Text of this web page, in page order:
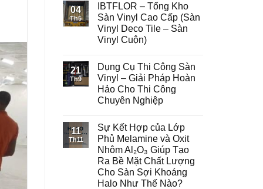
04
Th5
IBTFLOR – Tổng Kho
Sàn Vinyl Cao Cấp (Sàn
Vinyl Deco Tile – Sàn
Vinyl Cuộn)
21
Th9
Dụng Cụ Thi Công Sàn
Vinyl – Giải Pháp Hoàn
Hảo Cho Thi Công
Chuyên Nghiệp
11
Th11
Sự Kết Hợp của Lớp
Phủ Melamine và Oxit
Nhôm Al₂O₃ Giúp Tạo
Ra Bề Mặt Chất Lượng
Cho Sàn Sợi Khoáng
Halo Như Thế Nào?